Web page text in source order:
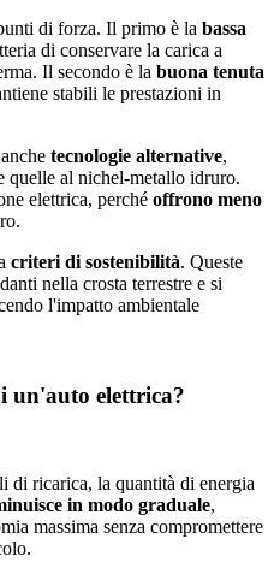
di forza. Il primo è la bassa
di conservare la carica a
Il secondo è la buona tenuta
stabili le prestazioni in
tecnologie alternative,
quelle al nichel-metallo idruro.
elettrica, perché offrono meno
criteri di sostenibilità. Queste
nella crosta terrestre e si
l'impatto ambientale
un'auto elettrica?
di ricarica, la quantità di energia
in modo graduale,
massima senza compromettere